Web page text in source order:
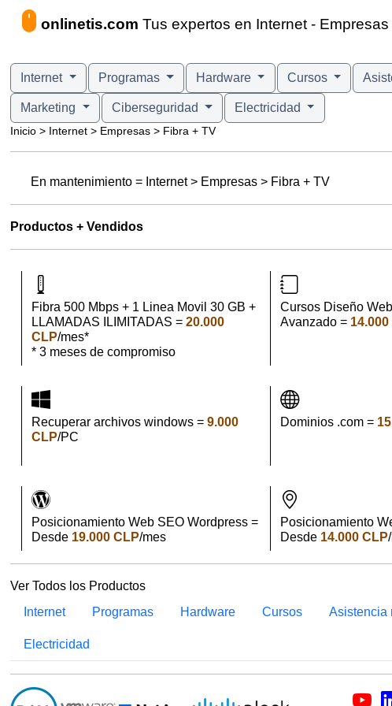
onlinetis.com Tus expertos en Internet -
Internet Programas Hardware Cursos
Marketing Ciberseguridad Electricidad
Inicio > Internet > Empresas > Fibra + TV
En mantenimiento = Internet > Empresas > Fibra + TV
Productos + Vendidos
Fibra 500 Mbps + 1 Linea Movil 30 GB +
LLAMADAS ILIMITADAS = 20.000
CLP/mes*
* 3 meses de compromiso
Cursos Diseño
Avanzado = 14.000
Recuperar archivos windows = 9.000
CLP/PC
Dominios .com =
Posicionamiento Web SEO Wordpress =
Desde 19.000 CLP/mes
Posicionamiento
Desde 14.000 CLP
Ver Todos los Productos
Internet
Programas Hardware Cursos Asistencia
Electricidad